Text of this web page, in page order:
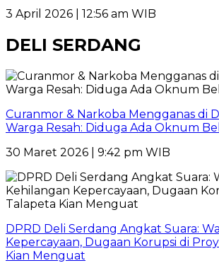
3 April 2026 | 12:56 am WIB
DELI SERDANG
Curanmor & Narkoba Mengganas di
Warga Resah: Diduga Ada Oknum
30 Maret 2026 | 9:42 pm WIB
DPRD Deli Serdang Angkat Suara:
Kepercayaan, Dugaan Korupsi di
Kian Menguat